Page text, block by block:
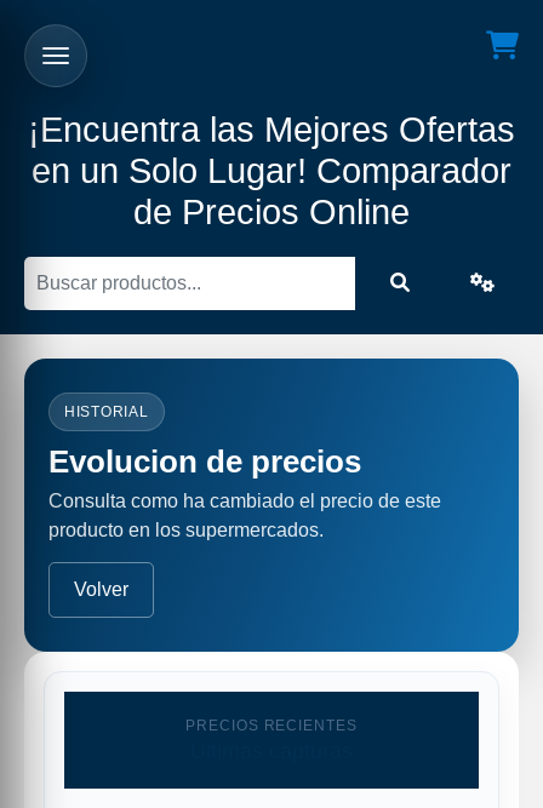
¡Encuentra las Mejores Ofertas
en un Solo Lugar! Comparador
de Precios Online
HISTORIAL
Evolucion de precios
Consulta como ha cambiado el precio de este
producto en los supermercados.
Volver
PRECIOS RECIENTES